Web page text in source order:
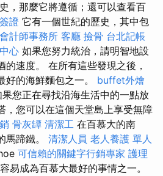
，那麼它將遵循；還可以查看百
證 它有一個世紀的歷史，其中包
會計師事務所 客廳 撿骨 台北記帳
心 如果您努力統治，請明智地設
速度。 在所有這些發現之後，
好的海鮮麵包之一。 buffet外燴
果您正在尋找沿海生活中的一點放
，您可以在這個天堂島上享受無障
骨灰罈 清潔工 在百慕大的南
馬蹄鐵。 清潔人員 老人養護 單人
可信賴的關鍵字行銷專家 護理
易成為百慕大最好的事情之一。